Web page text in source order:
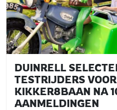
DUINRELL
TESTRIJDERS
KIKKER8BAAN NA
AANMELDINGEN